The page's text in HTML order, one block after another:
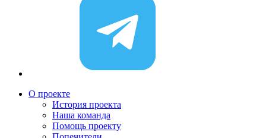
О проекте
История проекта
Наша команда
Помощь проекту